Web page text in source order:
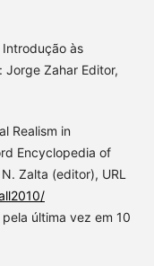
Introdução às
Jorge Zahar Editor,
Realism in
Encyclopedia of
Zalta (editor), URL
última vez em 10